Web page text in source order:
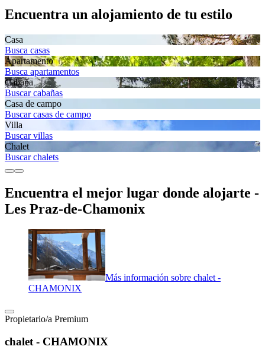
Encuentra un alojamiento de tu estilo
Casa
Busca casas
Apartamento
Busca apartamentos
Cabaña
Buscar cabañas
Casa de campo
Buscar casas de campo
Villa
Buscar villas
Chalet
Buscar chalets
Encuentra el mejor lugar donde alojarte -
Les Praz-de-Chamonix
Más información sobre chalet -
CHAMONIX
Propietario/a Premium
chalet - CHAMONIX